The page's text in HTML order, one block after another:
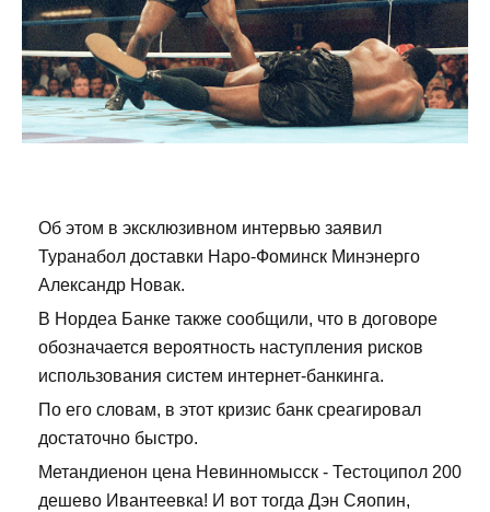
Об этом в эксклюзивном интервью заявил
Туранабол доставки Наро-Фоминск Минэнерго
Александр Новак.
В Нордеа Банке также сообщили, что в договоре
обозначается вероятность наступления рисков
использования систем интернет-банкинга.
По его словам, в этот кризис банк среагировал
достаточно быстро.
Метандиенон цена Невинномысск - Тестоципол 200
дешево Ивантеевка! И вот тогда Дэн Сяопин,